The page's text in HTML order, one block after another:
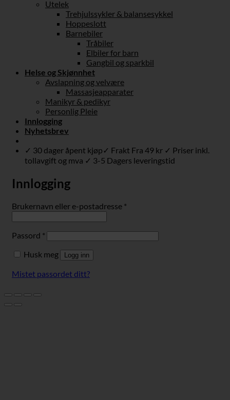
Utelek
Trehjulssykler & balansesykkel
Hoppeslott
Barnebiler
Tråbiler
Elbiler for barn
Gangbil og sparkbil
Helse og Skjønnhet
Avslapning og velvære
Massasjeapparater
Manikyr & pedikyr
Personlig Pleie
Innlogging
Nyhetsbrev
✓ 30 dager åpent kjøp✓ Frakt Fra 49 kr ✓ Priser inkl.
tollavgift og mva ✓ 3-5 Dagers leveringstid
Innlogging
Brukernavn eller e-postadresse *
Passord * Påkrevd
Husk meg
Logg inn
Mistet passordet ditt?